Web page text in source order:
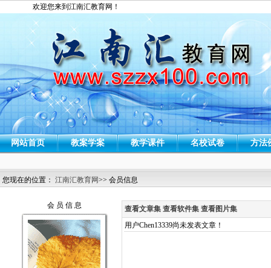
欢迎您来到江南汇教育网！
网站首页 教案学案 教学课件 名校试卷 方法
您现在的位置： 江南汇教育网>> 会员信息
会 员 信 息 查看文章集 查看软件集 查看图片集
用户Chen13339尚未发表文章！